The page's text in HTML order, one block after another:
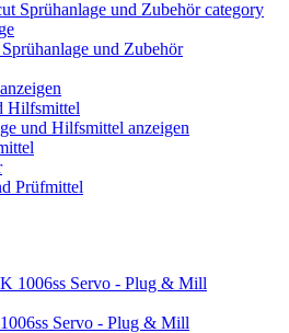
und Zubehör
Hilfsmittel
und Hilfsmittel anzeigen
Prüfmittel
Servo - Plug & Mill